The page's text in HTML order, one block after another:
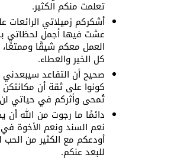
تعلمت منكم الكثير.
أشكركم زميلاتي الرائعات
عشت فيها أجمل لحظاتي
العمل معكم شيقًا
كل الخير والعطاء.
صحيح أن التقاعد سيبعدني
كونوا على ثقة أن
تُمحى وأثركم في حياتي
دائمًا ما رجوت من الله أن
نعم السند ونعم الأخوة
أودعكم مع الكثير من الحب
للبعد عنكم.